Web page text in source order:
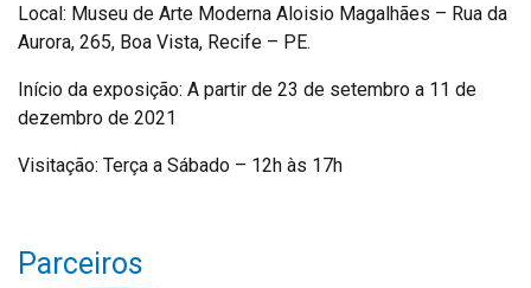
Local: Museu de Arte Moderna Aloisio Magalhães – Rua da
Aurora, 265, Boa Vista, Recife – PE.
Início da exposição: A partir de 23 de setembro a 11 de
dezembro de 2021
Visitação: Terça a Sábado – 12h às 17h
Parceiros